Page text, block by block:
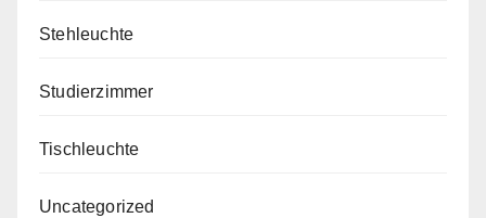
Stehleuchte
Studierzimmer
Tischleuchte
Uncategorized